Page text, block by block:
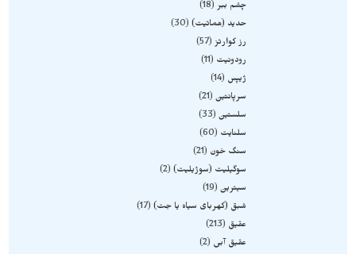
چشم ببر 18
حدید (هماتیت) 30
رز کوارتز 57
رودونیت
11
ژیپس
14
سرپانتین 21
سلستین 33
سلنایت
60
سنگ خون
21
سوگیلیت (سوژیلیت) 2
سیترین 19
شبق (کهربای سیاه یا جت) 17
عقیق
213
عقیق آبی
2